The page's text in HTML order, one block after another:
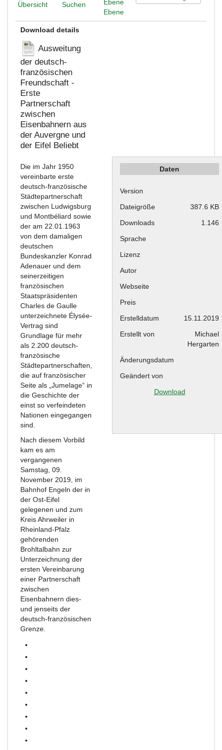
Übersicht
Suchen
Ebene
Download details
Ausweitung
der deutsch-
französischen
Freundschaft -
Erste
Partnerschaft
zwischen
Eisenbahnern aus
der Auvergne und
der Eifel Beliebt
Die im Jahr 1950
vereinbarte erste
deutsch-französische
Städtepartnerschaft
zwischen Ludwigsburg
und Montbéliard sowie
der am 22.01.1963
von dem damaligen
deutschen
Bundeskanzler Konrad
Adenauer und dem
seinerzeitigen
französischen
Staatspräsidenten
Charles de Gaulle
unterzeichnete Élysée-
Vertrag sind
Grundlage für mehr
als 2.200 deutsch-
französische
Städtepartnerschaften,
die auf französischer
Seite als „Jumelage“ in
die Geschichte der
einst so verfeindeten
Nationen eingegangen
sind.
Nach diesem Vorbild
kam es am
vergangenen
Samstag, 09.
November 2019, im
Bahnhof Engeln der in
der Ost-Eifel
gelegenen und zum
Kreis Ahrweiler in
Rheinland-Pfalz
gehörenden
Brohltalbahn zur
Unterzeichnung der
ersten Vereinbarung
einer Partnerschaft
zwischen
Eisenbahnern dies-
und jenseits der
deutsch-französischen
Grenze.
Daten
Version
Dateigröße
387.6 KB
Downloads
1.146
Sprache
Lizenz
Autor
Webseite
Preis
Erstelldatum
15.11.2019
Erstellt von
Michael
Hergarten
Änderungsdatum
Geändert von
Download